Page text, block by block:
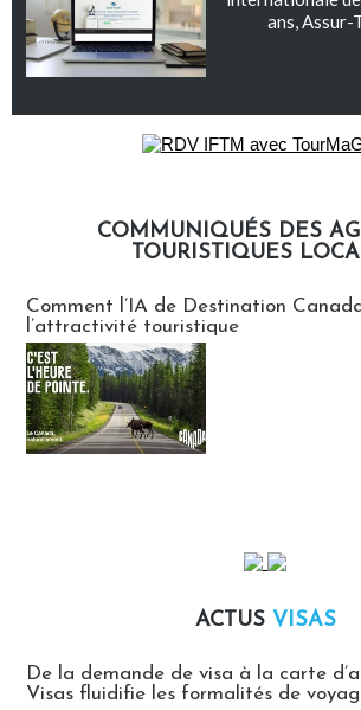
ans, Assur-
COMMUNIQUÉS DES
TOURISTIQUES
Comment l’IA de Destination
l’attractivité touristique
ACTUS VISAS
De la demande de visa à la carte
Visas fluidifie les formalités de